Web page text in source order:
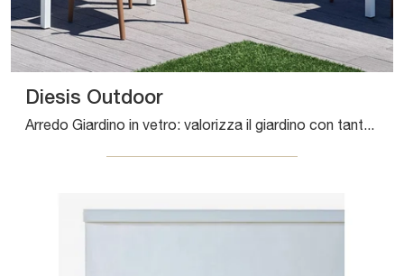
Diesis Outdoor
Arredo Giardino in vetro: valorizza il giardino con tante opzioni di tavoli da giardino della firma Bontempi.